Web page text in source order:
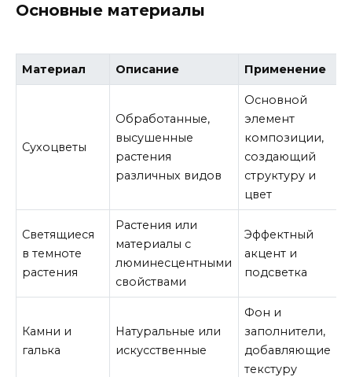
Основные материалы
Материал Описание Применение
Сухоцветы
Обработанные,
высушенные
растения
различных видов
Основной
элемент
композиции,
создающий
структуру и
цвет
Светящиеся
в темноте
растения
Растения или
материалы с
люминесцентными
свойствами
Эффектный
акцент и
подсветка
Камни и
галька
Натуральные или
искусственные
Фон и
заполнители,
добавляющие
текстуру